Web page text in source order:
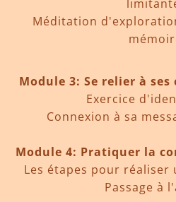
Méditation
Module 3: Se relier à
Exercice
Connexion à sa
Module 4: Pratiquer la
Les étapes pour réaliser
Passage à